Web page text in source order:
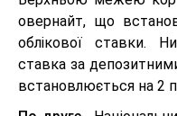
овернайт, що
облікової ставки.
ставка за
встановлюється на 2